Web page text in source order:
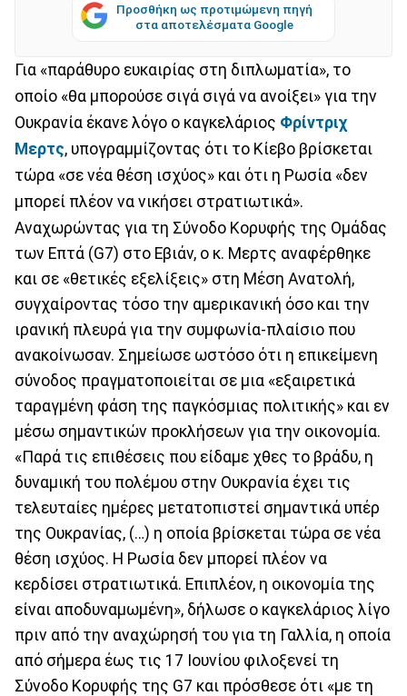
Προσθήκη ως προτιμώμενη πηγή
στα αποτελέσματα Google
Για «παράθυρο ευκαιρίας στη διπλωματία», το
οποίο «θα μπορούσε σιγά σιγά να ανοίξει» για την
Ουκρανία έκανε λόγο ο καγκελάριος Φρίντριχ
Μερτς, υπογραμμίζοντας ότι το Κίεβο βρίσκεται
τώρα «σε νέα θέση ισχύος» και ότι η Ρωσία «δεν
μπορεί πλέον να νικήσει στρατιωτικά».
Αναχωρώντας για τη Σύνοδο Κορυφής της Ομάδας
των Επτά (G7) στο Εβιάν, ο κ. Μερτς αναφέρθηκε
και σε «θετικές εξελίξεις» στη Μέση Ανατολή,
συγχαίροντας τόσο την αμερικανική όσο και την
ιρανική πλευρά για την συμφωνία-πλαίσιο που
ανακοίνωσαν. Σημείωσε ωστόσο ότι η επικείμενη
σύνοδος πραγματοποιείται σε μια «εξαιρετικά
ταραγμένη φάση της παγκόσμιας πολιτικής» και εν
μέσω σημαντικών προκλήσεων για την οικονομία.
«Παρά τις επιθέσεις που είδαμε χθες το βράδυ, η
δυναμική του πολέμου στην Ουκρανία έχει τις
τελευταίες ημέρες μετατοπιστεί σημαντικά υπέρ
της Ουκρανίας, (…) η οποία βρίσκεται τώρα σε νέα
θέση ισχύος. Η Ρωσία δεν μπορεί πλέον να
κερδίσει στρατιωτικά. Επιπλέον, η οικονομία της
είναι αποδυναμωμένη», δήλωσε ο καγκελάριος λίγο
πριν από την αναχώρησή του για τη Γαλλία, η οποία
από σήμερα έως τις 17 Ιουνίου φιλοξενεί τη
Σύνοδο Κορυφής της G7 και πρόσθεσε ότι «με τη